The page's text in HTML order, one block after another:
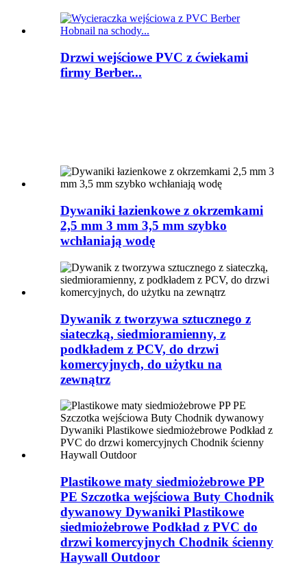
Drzwi wejściowe PVC z ćwiekami
firmy Berber...
Dywaniki łazienkowe z okrzemkami
2,5 mm 3 mm 3,5 mm szybko
wchłaniają wodę
Dywanik z tworzywa sztucznego z
siateczką, siedmioramienny, z
podkładem z PCV, do drzwi
komercyjnych, do użytku na
zewnątrz
Plastikowe maty siedmiożebrowe PP
PE Szczotka wejściowa Buty Chodnik
dywanowy Dywaniki Plastikowe
siedmiożebrowe Podkład z PVC do
drzwi komercyjnych Chodnik ścienny
Haywall Outdoor